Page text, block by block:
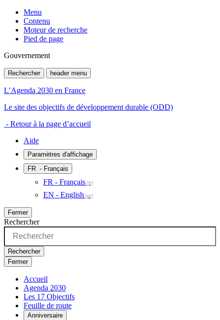
Menu
Contenu
Moteur de recherche
Pied de page
Gouvernement
Rechercher header menu
L’Agenda 2030 en France
Le site des objectifs de développement durable (ODD)
- Retour à la page d’accueil
Aide
Paramètres d'affichage
FR - Français
FR - Français
EN - English
Fermer
Rechercher
Rechercher
Fermer
Accueil
Agenda 2030
Les 17 Objectifs
Feuille de route
Anniversaire